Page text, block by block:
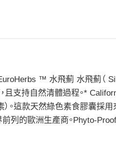
™ 水飛薊 水飛薊（
且支持自然清體過程。*
。這款天然綠色素食膠囊採
前列的歐洲生產商。Phyto-